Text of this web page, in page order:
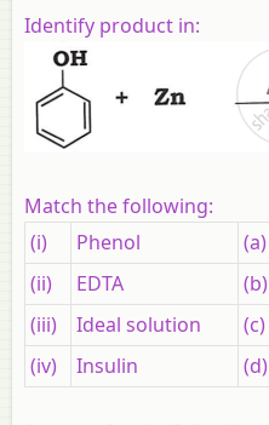
Identify product in:
Match the following:
(i)
Phenol (a)
(ii)
EDTA (b)
(iii)
Ideal solution (c)
(iv)
Insulin (d)